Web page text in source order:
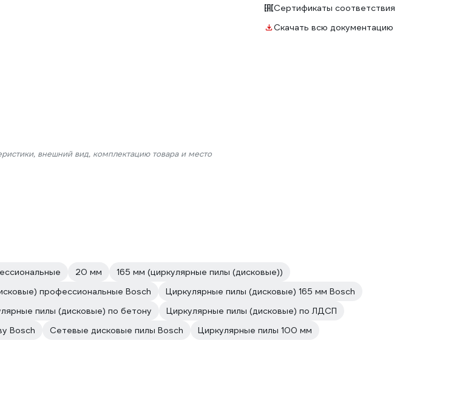
внешний вид, комплектацию товара и место
Сертификаты соответствия
Скачать всю документацию
20 мм
165 мм (циркулярные пилы (дисковые))
профессиональные Bosch
Циркулярные пилы (дисковые) 165 мм Bosch
пилы (дисковые) по бетону
Циркулярные пилы (дисковые) по ЛДСП
Bosch Сетевые дисковые пилы Bosch Циркулярные пилы 100 мм